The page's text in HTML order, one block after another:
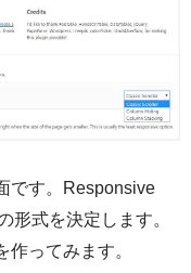
です。Responsive
形式を決定します。
ってみます。